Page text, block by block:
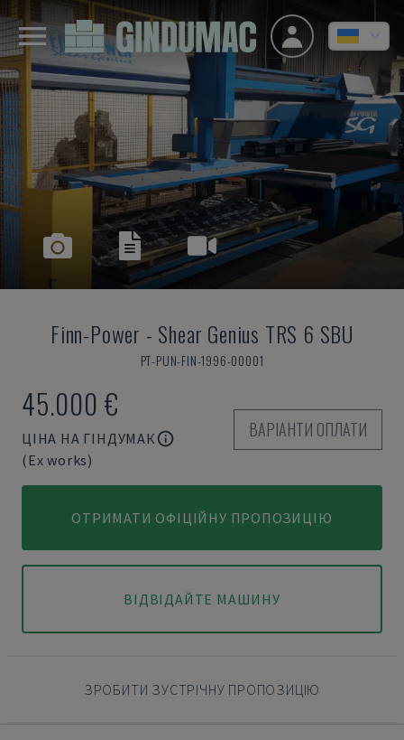
Finn-Power - Shear Genius TRS 6 SBU
PT-PUN-FIN-1996-00001
45.000 €
ЦІНА НА ГІНДУМАК
(Ex works)
ВАРІАНТИ ОПЛАТИ
ОТРИМАТИ ОФІЦІЙНУ ПРОПОЗИЦІЮ
ВІДВІДАЙТЕ МАШИНУ
ЗРОБИТИ ЗУСТРІЧНУ ПРОПОЗИЦІЮ